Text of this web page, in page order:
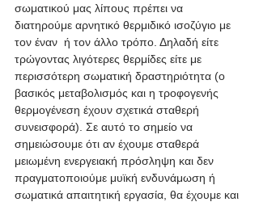
σωματικού μας λίπους πρέπει να
διατηρούμε αρνητικό θερμιδικό ισοζύγιο με
τον έναν  ή τον άλλο τρόπο. Δηλαδή είτε
τρώγοντας λιγότερες θερμίδες είτε με
περισσότερη σωματική δραστηριότητα (ο
βασικός μεταβολισμός και η τροφογενής
θερμογένεση έχουν σχετικά σταθερή
συνεισφορά). Σε αυτό το σημείο να
σημειώσουμε ότι αν έχουμε σταθερά
μειωμένη ενεργειακή πρόσληψη και δεν
πραγματοποιούμε μυϊκή ενδυνάμωση ή
σωματικά απαιτητική εργασία, θα έχουμε και